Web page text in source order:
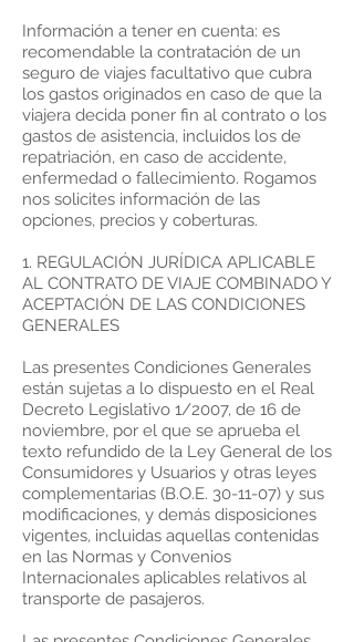
Información a tener en cuenta: es
recomendable la contratación de un
seguro de viajes facultativo que cubra
los gastos originados en caso de que la
viajera decida poner fin al contrato o los
gastos de asistencia, incluidos los de
repatriación, en caso de accidente,
enfermedad o fallecimiento. Rogamos
nos solicites información de las
opciones, precios y coberturas.
1. REGULACIÓN JURÍDICA APLICABLE
AL CONTRATO DE VIAJE COMBINADO Y
ACEPTACIÓN DE LAS CONDICIONES
GENERALES
Las presentes Condiciones Generales
están sujetas a lo dispuesto en el Real
Decreto Legislativo 1/2007, de 16 de
noviembre, por el que se aprueba el
texto refundido de la Ley General de los
Consumidores y Usuarios y otras leyes
complementarias (B.O.E. 30-11-07) y sus
modificaciones, y demás disposiciones
vigentes, incluidas aquellas contenidas
en las Normas y Convenios
Internacionales aplicables relativos al
transporte de pasajeros.